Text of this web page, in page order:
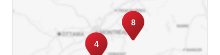
4
8